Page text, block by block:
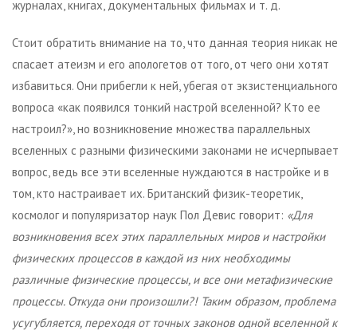
журналах, книгах, документальных фильмах и т. д.
Стоит обратить внимание на то, что данная теория никак не
спасает атеизм и его апологетов от того, от чего они хотят
избавиться. Они прибегли к ней, убегая от экзистенциального
вопроса «как появился тонкий настрой вселенной? Кто ее
настроил?», но возникновение множества параллельных
вселенных с разными физическими законами не исчерпывает
вопрос, ведь все эти вселенные нуждаются в настройке и в
том, кто настраивает их. Британский физик-теоретик,
космолог и популяризатор наук Пол Девис говорит: «Для
возникновения всех этих параллельных миров и настройки
физических процессов в каждой из них необходимы
различные физические процессы,и все они метафизические
процессы. Откуда они произошли?! Таким образом,проблема
усугубляется, переходя от точных законов одной вселенной к